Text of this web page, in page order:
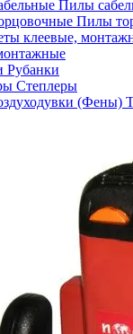
Пилы
Пилы
Рубанки
Степлеры